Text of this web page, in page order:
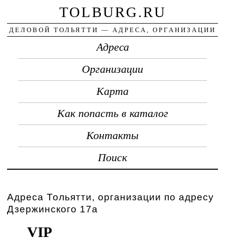
TOLBURG.RU
ДЕЛОВОЙ ТОЛЬЯТТИ — АДРЕСА, ОРГАНИЗАЦИИ
Адреса
Организации
Карта
Как попасть в каталог
Контакты
Поиск
Адреса Тольятти, организации по адресу
Дзержинского 17а
VIP